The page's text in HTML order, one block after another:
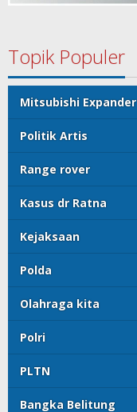
Topik Populer
Mitsubishi Expander
Politik Artis
Range rover
Kasus dr Ratna
Kejaksaan
Polda
Olahraga kita
Polri
PLTN
Bangka Belitung